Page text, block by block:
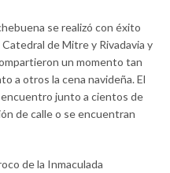
se realizó con éxito
de Mitre y Rivadavia y
un momento tan
a otros la cena navideña. El
junto a cientos de
de calle o se encuentran
de la Inmaculada